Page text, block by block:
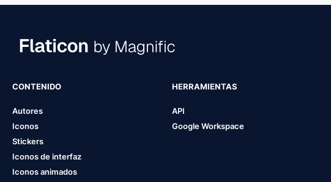
CONTENIDO
Autores
Iconos
Stickers
Iconos de interfaz
Iconos animados
HERRAMIENTAS
API
Google Workspace